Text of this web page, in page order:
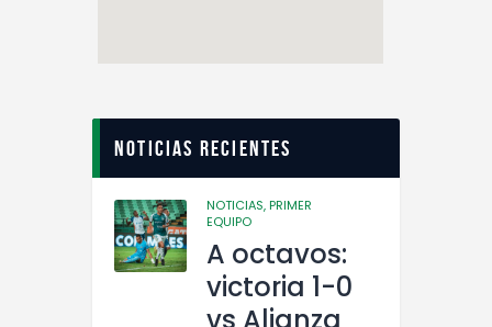
Noticias recientes
NOTICIAS,PRIMER
EQUIPO
A octavos:
victoria 1-0